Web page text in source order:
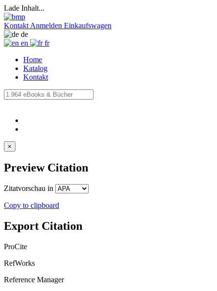
Lade Inhalt...
Kontakt Anmelden Einkaufswagen
de
en
fr
Home
Katalog
Kontakt
×
Preview Citation
Zitatvorschau in
Copy to clipboard
Export Citation
ProCite
RefWorks
Reference Manager